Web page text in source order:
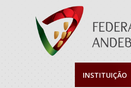
INSTITUIÇÃO